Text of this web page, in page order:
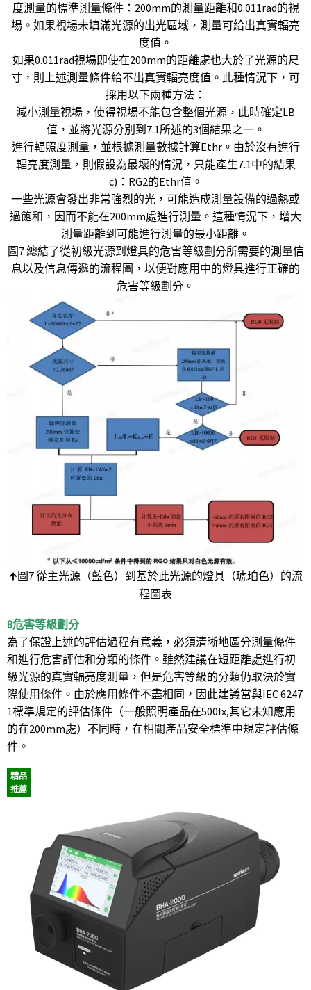
度測量的標準測量條件：200mm的測量距離和0.011rad的視
場。如果視場未填滿光源的出光區域，測量可給出真實輻亮
度值。
如果0.011rad視場即使在200mm的距離處也大於了光源的尺
寸，則上述測量條件給不出真實輻亮度值。此種情況下，可
採用以下兩種方法：
減小測量視場，使得視場不能包含整個光源，此時確定LB
值，並將光源分別到7.1所述的3個結果之一。
進行輻照度測量，並根據測量數據計算Ethr。由於沒有進行
輻亮度測量，則假設為最壞的情況，只能產生7.1中的結果
c)：RG2的Ethr值。
一些光源會發出非常強烈的光，可能造成測量設備的過熱或
過飽和，因而不能在200mm處進行測量。這種情況下，增大
測量距離到可能進行測量的最小距離。
圖7 總結了從初級光源到燈具的危害等級劃分所需要的測量信
息以及信息傳遞的流程圖，以便對應用中的燈具進行正確的
危害等級劃分。
↑圖7 從主光源（藍色）到基於此光源的燈具（琥珀色）的流
程圖表
8危害等級劃分
為了保證上述的評估過程有意義，必須清晰地區分測量條件
和進行危害評估和分類的條件。雖然建議在短距離處進行初
級光源的真實輻亮度測量，但是危害等級的分類仍取決於實
際使用條件。由於應用條件不盡相同，因此建議當與IEC 6247
1標準規定的評估條件（一般照明產品在500lx,其它未知應用
的在200mm處）不同時，在相關產品安全標準中規定評估條
件。
精品
推薦